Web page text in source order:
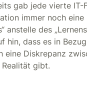
gab jede vierte IT-
immer noch eine
anstelle des
hin, dass es in
eine Diskrepanz
gibt.